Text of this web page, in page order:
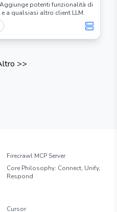
potenti funzionalità di
a qualsiasi altro client LLM.
>>
Firecrawl MCP Server
Core Philosophy: Connect, Unify,
Respond
Cursor